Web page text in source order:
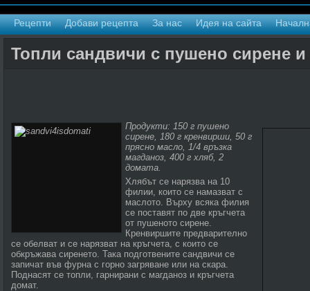
Рецепти Добави рецепта За нас Идея на сайта
Топли сандвичи с пушено сирене
Продукти: 150 г пушено
сирене, 180 г кренвирши, 50 г
прясно масло, 1/4 връзка
магданоз, 400 г хляб, 2
домата.
Хлябът се нарязва на 10
филии, които се намазват с
маслото. Върху всяка филия
се поставят по две кръгчета
от пушеното сирене.
Кренвиршите предварително
се обелват и се нарязват на кръгчета, с които се
обкръжава сиренето. Така подготвените сандвичи се
запичат във фурна с горно загряване или на скара.
Поднасят се топли, гарнирани с магданоз и кръгчета
домат.